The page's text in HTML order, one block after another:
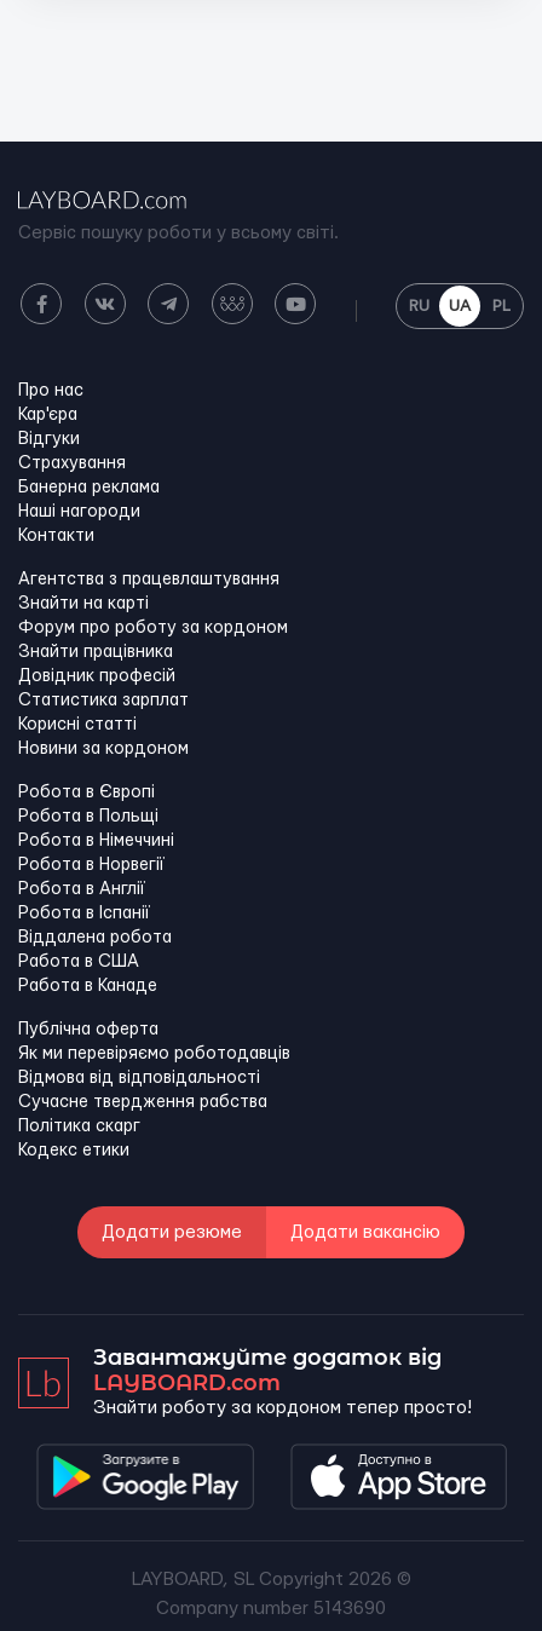
Сервіс пошуку роботи у всьому світі.
RU UA PL
Про нас
Кар'єра
Відгуки
Страхування
Банерна реклама
Наші нагороди
Контакти
Агентства з працевлаштування
Знайти на карті
Форум про роботу за кордоном
Знайти працівника
Довідник професій
Статистика зарплат
Корисні статті
Новини за кордоном
Робота в Європі
Робота в Польщі
Робота в Німеччині
Робота в Норвегії
Робота в Англії
Робота в Іспанії
Віддалена робота
Работа в США
Работа в Канадe
Публічна оферта
Як ми перевіряємо роботодавців
Відмова від відповідальності
Сучасне твердження рабства
Політика скарг
Кодекс етики
Додати резюме Додати вакансію
Завантажуйте додаток від
LAYBOARD.com
Знайти роботу за кордоном тепер просто!
LAYBOARD, SL Copyright 2026 ©
Company number 5143690